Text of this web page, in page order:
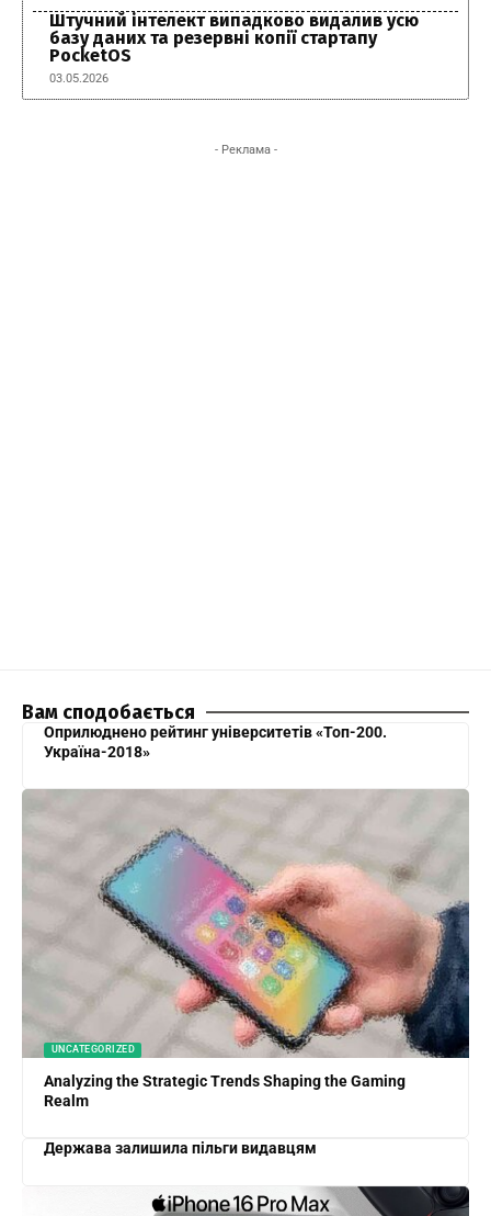
Штучний інтелект випадково видалив усю
базу даних та резервні копії стартапу
PocketOS
03.05.2026
- Реклама -
Вам сподобається
Оприлюднено рейтинг університетів «Топ-200.
Україна-2018»
UNCATEGORIZED
Analyzing the Strategic Trends Shaping the Gaming
Realm
Держава залишила пільги видавцям